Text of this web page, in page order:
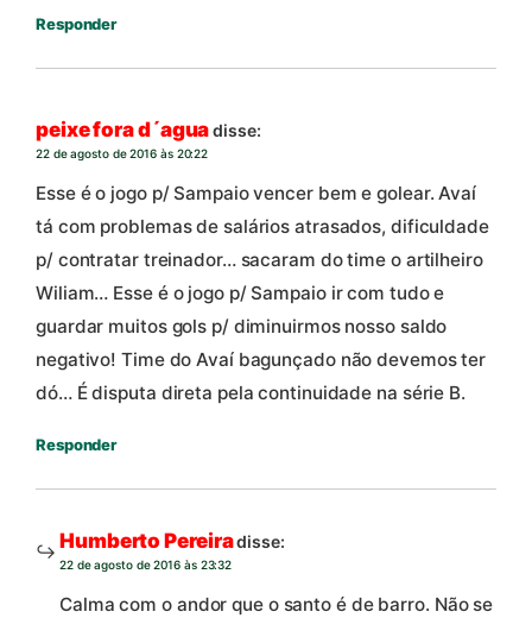
Responder
peixe fora d´aguadisse:
22 de agosto de 2016 às 20:22
Esse é o jogo p/ Sampaio vencer bem e golear. Avaí
tá com problemas de salários atrasados, dificuldade
p/ contratar treinador… sacaram do time o artilheiro
Wiliam… Esse é o jogo p/ Sampaio ir com tudo e
guardar muitos gols p/ diminuirmos nosso saldo
negativo! Time do Avaí bagunçado não devemos ter
dó… É disputa direta pela continuidade na série B.
Responder
Humberto Pereiradisse:
22 de agosto de 2016 às 23:32
Calma com o andor que o santo é de barro. Não se